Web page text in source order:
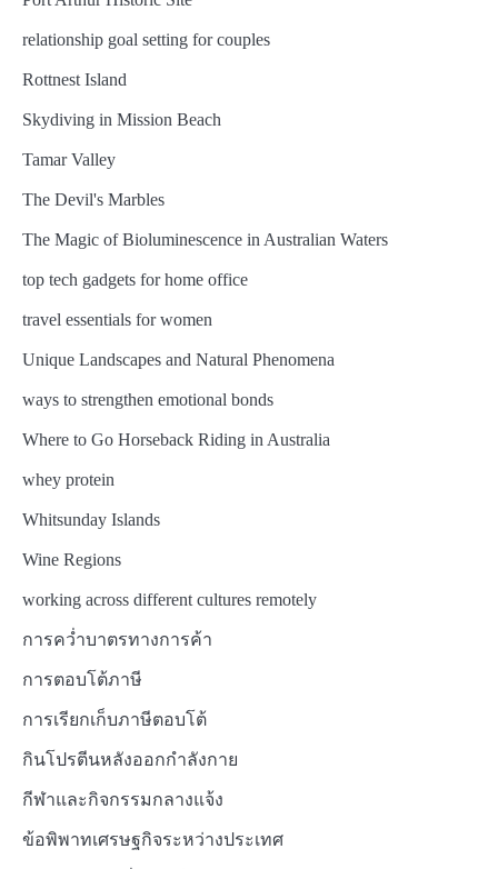
relationship goal setting for couples
Rottnest Island
Skydiving in Mission Beach
Tamar Valley
The Devil's Marbles
The Magic of Bioluminescence in Australian Waters
top tech gadgets for home office
travel essentials for women
Unique Landscapes and Natural Phenomena
ways to strengthen emotional bonds
Where to Go Horseback Riding in Australia
whey protein
Whitsunday Islands
Wine Regions
working across different cultures remotely
การคว่ำบาตรทางการค้า
การตอบโต้ภาษี
การเรียกเก็บภาษีตอบโต้
กินโปรตีนหลังออกกำลังกาย
กีฬาและกิจกรรมกลางแจ้ง
ข้อพิพาทเศรษฐกิจระหว่างประเทศ